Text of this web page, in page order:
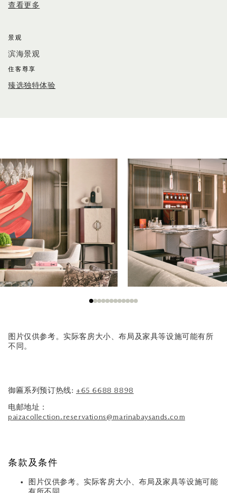
查看更多
景观
滨海景观
住客尊享
臻选独特体验
图片仅供参考。实际客房大小、布局及家具等设施可能有所
不同。
御匾系列预订热线: +65 6688 8898
电邮地址：
paizacollection.reservations@marinabaysands.com
条款及条件
图片仅供参考。实际客房大小、布局及家具等设施可能